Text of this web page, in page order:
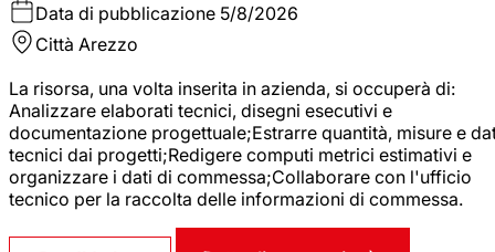
Data di pubblicazione 5/8/2026
Città Arezzo
La risorsa, una volta inserita in azienda, si occuperà di:
Analizzare elaborati tecnici, disegni esecutivi e
documentazione progettuale;Estrarre quantità, misure e
tecnici dai progetti;Redigere computi metrici estimativi e
organizzare i dati di commessa;Collaborare con l'ufficio
tecnico per la raccolta delle informazioni di commessa.